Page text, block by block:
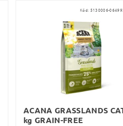
Kód: 5130006-
ACANA GRASSLANDS
kg GRAIN-FREE